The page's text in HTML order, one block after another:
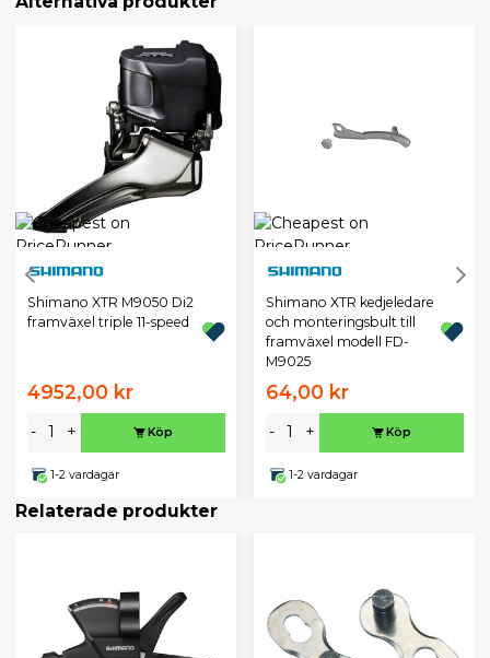
Shimano XTR M9050 Di2
framväxel triple 11-speed
4952,00 kr
- + Köp
1-2 vardagar
Shimano XTR kedjeledare
och monteringsbult till
framväxel modell FD-
M9025
64,00 kr
- + Köp
1-2 vardagar
Relaterade produkter